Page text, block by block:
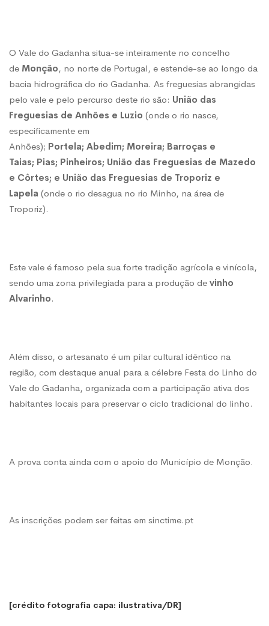
O Vale do Gadanha situa-se inteiramente no concelho
de Monção, no norte de Portugal, e estende-se ao longo da
bacia hidrográfica do rio Gadanha. As freguesias abrangidas
pelo vale e pelo percurso deste rio são: União das
Freguesias de Anhões e Luzio (onde o rio nasce,
especificamente em
Anhões); Portela; Abedim; Moreira; Barroças e
Taias; Pias; Pinheiros; União das Freguesias de Mazedo
e Côrtes; e União das Freguesias de Troporiz e
Lapela (onde o rio desagua no rio Minho, na área de
Troporiz).
Este vale é famoso pela sua forte tradição agrícola e vinícola,
sendo uma zona privilegiada para a produção de vinho
Alvarinho.
Além disso, o artesanato é um pilar cultural idêntico na
região, com destaque anual para a célebre Festa do Linho do
Vale do Gadanha, organizada com a participação ativa dos
habitantes locais para preservar o ciclo tradicional do linho.
A prova conta ainda com o apoio do Município de Monção.
As inscrições podem ser feitas em sinctime.pt
[crédito fotografia capa: ilustrativa/DR]